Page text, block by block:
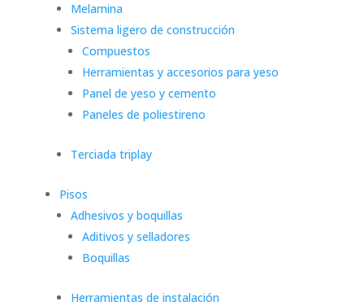
Melamina
Sistema ligero de construcción
Compuestos
Herramientas y accesorios para yeso
Panel de yeso y cemento
Paneles de poliestireno
Terciada triplay
Pisos
Adhesivos y boquillas
Aditivos y selladores
Boquillas
Herramientas de instalación